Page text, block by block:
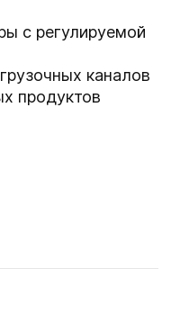
с регулируемой
каналов
продуктов